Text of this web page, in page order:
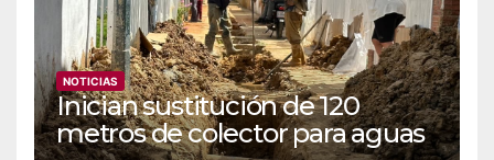
NOTICIAS
Inician sustitución de 120
metros de colector para aguas